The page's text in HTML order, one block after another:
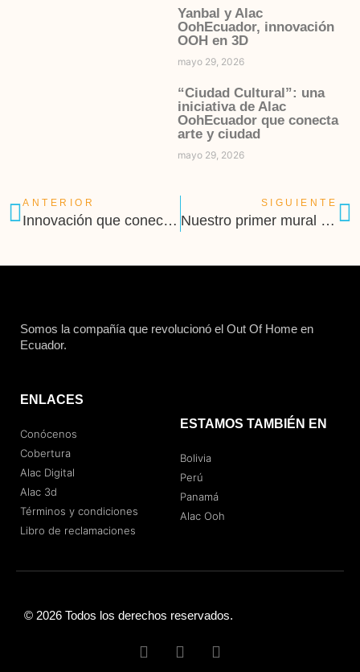
Yanbal y Alac
OohEcuador, innovación
OOH en 3D
mayo 29, 2026
“Ciudad Cultural”: una
iniciativa de Alac
OohEcuador que conecta
arte y ciudad
mayo 29, 2026
ANTERIOR
Innovación que conecta: Alac OohEcuador, presente en el WebCongress
SIGUIENTE
Nuestro primer mural ooh llegó a Quito
Somos la compañía que revolucionó el Out Of Home en
Ecuador.
ENLACES
Conócenos
Cobertura
Alac Digital
Alac 3d
Términos y condiciones
Libro de reclamaciones
ESTAMOS TAMBIÉN EN
Bolivia
Perú
Panamá
Alac Ooh
© 2026 Todos los derechos reservados.